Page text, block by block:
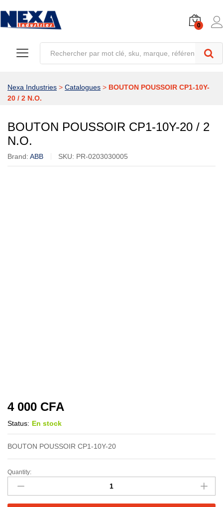
0
Nexa Industries > Catalogues > BOUTON POUSSOIR CP1-10Y-
20 / 2 N.O.
BOUTON POUSSOIR CP1-10Y-20 / 2
N.O.
Brand: ABB SKU: PR-0203030005
4 000 CFA
Status: En stock
BOUTON POUSSOIR CP1-10Y-20
Quantity: